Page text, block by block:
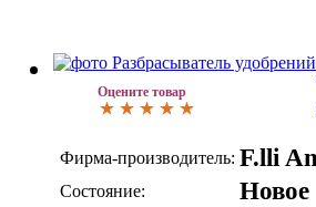
Оцените товар
Фирма-производитель: F.lli
Состояние: Новое